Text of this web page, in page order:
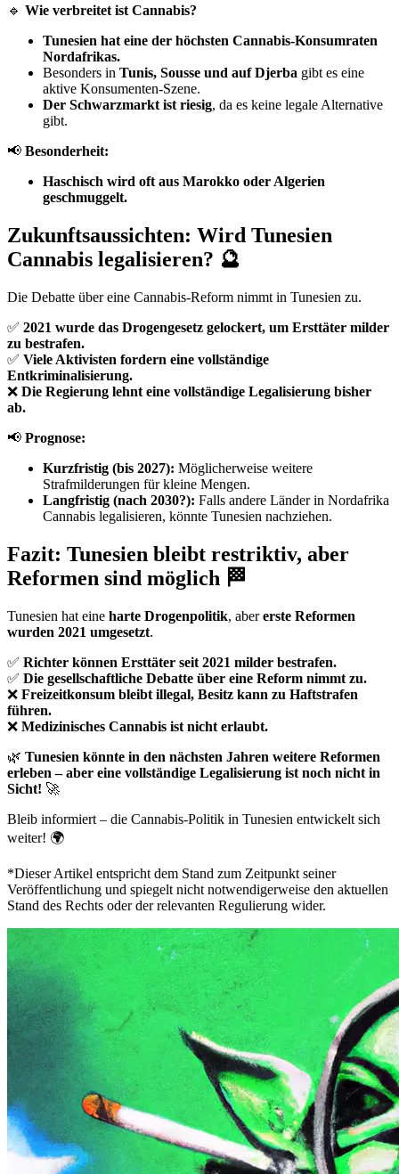
🔹 Wie verbreitet ist Cannabis?
Tunesien hat eine der höchsten Cannabis-Konsumraten
Nordafrikas.
Besonders in Tunis, Sousse und auf Djerba gibt es eine
aktive Konsumenten-Szene.
Der Schwarzmarkt ist riesig, da es keine legale Alternative
gibt.
📢 Besonderheit:
Haschisch wird oft aus Marokko oder Algerien
geschmuggelt.
Zukunftsaussichten: Wird Tunesien
Cannabis legalisieren? 🔮
Die Debatte über eine Cannabis-Reform nimmt in Tunesien zu.
✅ 2021 wurde das Drogengesetz gelockert, um Ersttäter milder
zu bestrafen.
✅ Viele Aktivisten fordern eine vollständige
Entkriminalisierung.
❌ Die Regierung lehnt eine vollständige Legalisierung bisher
ab.
📢 Prognose:
Kurzfristig (bis 2027): Möglicherweise weitere
Strafmilderungen für kleine Mengen.
Langfristig (nach 2030?): Falls andere Länder in Nordafrika
Cannabis legalisieren, könnte Tunesien nachziehen.
Fazit: Tunesien bleibt restriktiv, aber
Reformen sind möglich 🏁
Tunesien hat eine harte Drogenpolitik, abererste Reformen
wurden 2021 umgesetzt.
✅ Richter können Ersttäter seit 2021 milder bestrafen.
✅ Die gesellschaftliche Debatte über eine Reform nimmt zu.
❌ Freizeitkonsum bleibt illegal, Besitz kann zu Haftstrafen
führen.
❌ Medizinisches Cannabis ist nicht erlaubt.
🌿 Tunesien könnte in den nächsten Jahren weitere Reformen
erleben – aber eine vollständige Legalisierung ist noch nicht in
Sicht! 🚀
Bleib informiert – die Cannabis-Politik in Tunesien entwickelt sich
weiter! 🌍
*Dieser Artikel entspricht dem Stand zum Zeitpunkt seiner
Veröffentlichung und spiegelt nicht notwendigerweise den aktuellen
Stand des Rechts oder der relevanten Regulierung wider.